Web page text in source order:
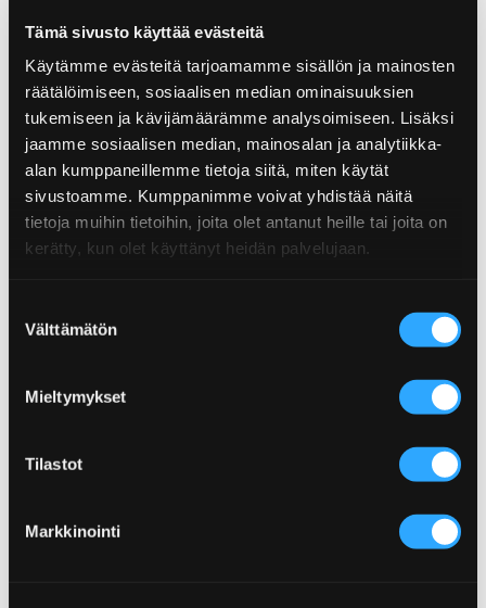
Tämä sivusto käyttää evästeitä
Käytämme evästeitä tarjoamamme sisällön ja mainosten
räätälöimiseen, sosiaalisen median ominaisuuksien
tukemiseen ja kävijämäärämme analysoimiseen. Lisäksi
jaamme sosiaalisen median, mainosalan ja analytiikka-
alan kumppaneillemme tietoja siitä, miten käytät
sivustoamme. Kumppanimme voivat yhdistää näitä
tietoja muihin tietoihin, joita olet antanut heille tai joita on
kerätty, kun olet käyttänyt heidän palvelujaan.
valinta
Välttämätön
Mieltymykset
Tilastot
Markkinointi
Näringsinnehåll
Näringsinnehåll
per 100g
Energi
1472kJ/347kcal
Fett
0,5g
Protein
Produktinformation
Storhet:125 g
Eldig:Hot
EAN: 6430034011446
Dessa recept är gjorda med den här produkten.